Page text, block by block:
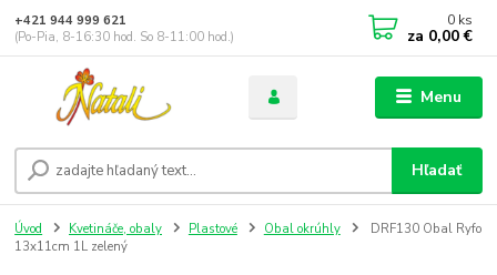
Menu
Hľadať
+421 944 999 621
(Po-Pia, 8-16:30 hod. So 8-11:00 hod.)
0 ks
za 0,00 €
Úvod Kvetináče, obaly Plastové Obal okrúhly
DRF130 Obal Ryfo
13x11cm 1L zelený